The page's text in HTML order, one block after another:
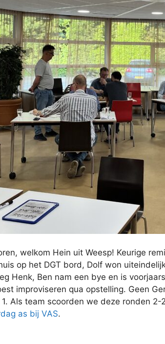
welkom Hein uit Weesp! Keurige
op het DGT bord, Dolf won
Henk, Ben nam een bye en is
improviseren qua opstelling. Geen
Als team scoorden we deze ronden
as bij VAS.